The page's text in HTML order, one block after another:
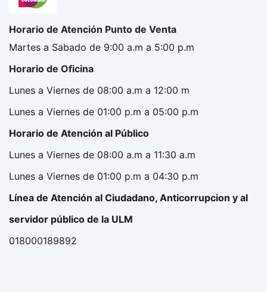
Horario de Atención Punto de Venta
Martes a Sabado de 9:00 a.m a 5:00 p.m
Horario de Oficina
Lunes a Viernes de 08:00 a.m a 12:00 m
Lunes a Viernes de 01:00 p.m a 05:00 p.m
Horario de Atención al Público
Lunes a Viernes de 08:00 a.m a 11:30 a.m
Lunes a Viernes de 01:00 p.m a 04:30 p.m
Línea de Atención al Ciudadano, Anticorrupcion y al
servidor público de la ULM
018000189892